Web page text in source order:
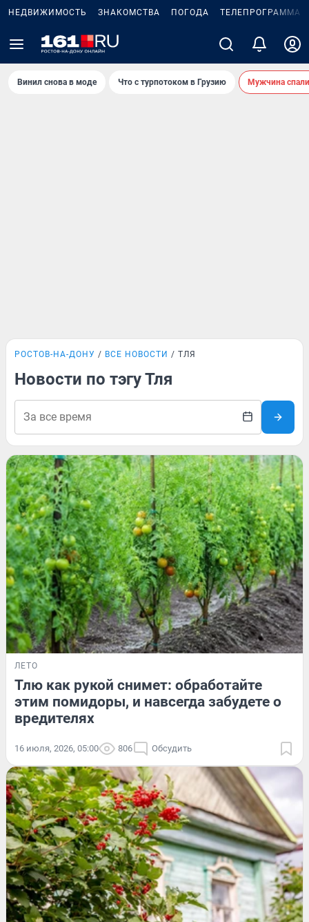
НЕДВИЖИМОСТЬ ЗНАКОМСТВА ПОГОДА ТЕЛЕПРОГРАММА
Винил снова в моде Что с турпотоком в Грузию Мужчина
РОСТОВ-НА-ДОНУ ВСЕ НОВОСТИ ТЛЯ
Новости по тэгу Тля
ЛЕТО
Тлю как рукой снимет: обработайте
этим помидоры, и навсегда забудете о
вредителях
16 июля, 2026, 05:00 806 Обсудить